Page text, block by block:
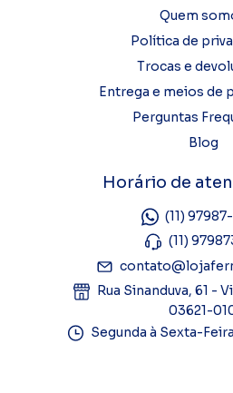
Quem
Política de
Trocas e
Entrega e meios de
Perguntas
Blog
Horário de
(11)
(11)
Rua Sinanduva, 61 -
03621-
Segunda à Sexta-